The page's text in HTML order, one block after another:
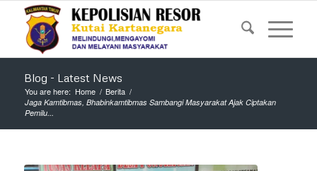
Blog - Latest News
You are here: Home / Berita /
Jaga Kamtibmas, Bhabinkamtibmas Sambangi Masyarakat Ajak Ciptakan
Pemilu...